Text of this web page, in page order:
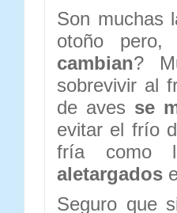
Son muchas
otoño
cambian?
sobrevivir al
de aves se
evitar el frío
fría como
aletargados
Seguro que